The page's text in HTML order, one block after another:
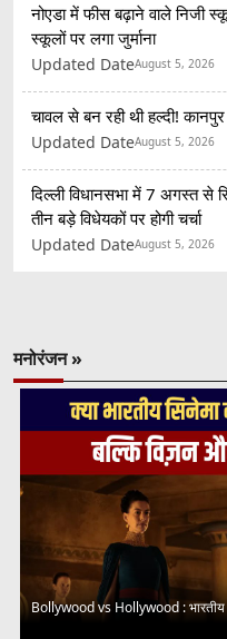
नोएडा में फीस बढ़ाने वाले निजी
स्कूलों पर लगा जुर्माना
Updated DateAugust 5, 2026
चावल से बन रही थी हल्दी!
Updated DateAugust 5, 2026
दिल्ली विधानसभा में 7 अगस्त
तीन बड़े विधेयकों पर होगी चर्चा
Updated DateAugust 5, 2026
मनोरंजन »
Bollywood vs Hollywood : भारतीय